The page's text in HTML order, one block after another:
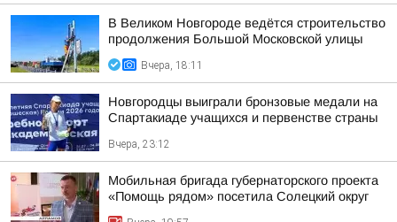
В Великом Новгороде ведётся строительство
продолжения Большой Московской улицы
Вчера, 18:11
Новгородцы выиграли бронзовые медали на
Спартакиаде учащихся и первенстве страны
Вчера, 23:12
Мобильная бригада губернаторского проекта
«Помощь рядом» посетила Солецкий округ